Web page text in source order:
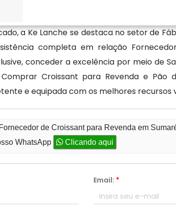
a Ke Lanche se destaca no setor de
completa em relação
conceder a excelência por meio de
Comprar Croissant para Revenda e
e equipada com os melhores
de Croissant para Revenda em
WhatsApp Clicando aqui
Email: *